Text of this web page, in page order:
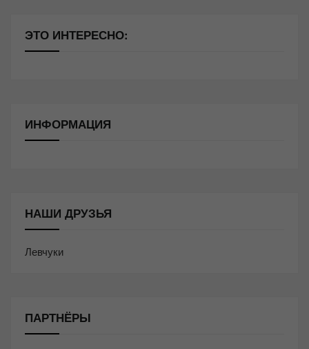
ЭТО ИНТЕРЕСНО:
ИНФОРМАЦИЯ
НАШИ ДРУЗЬЯ
Левчуки
ПАРТНЁРЫ